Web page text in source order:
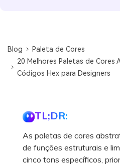
Blog
Paleta de Cores
20 Melhores Paletas de Cores
Códigos Hex para Designers
TL;DR:
As paletas de cores
de funções estruturais e
cinco tons específicos,